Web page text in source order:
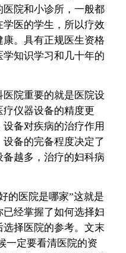
院和小诊所，一般都
医的学生，所以疗效
。具有正规医生资格
知识学习和几十年的
院重要的就是医院设
仪器设备的精度更
备对疾病的治疗作用
备的完备程度决定了
越多，治疗的妇科病
医院是哪家”这就是
经掌握了如何选择妇
择医院的参考。文末
一定要看清医院的资